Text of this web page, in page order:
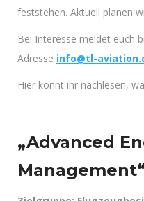
feststehen. Aktuell planen
Bei Interesse meldet euch
Adresse info@tl-
Hier könnt ihr nachlesen,
„Advanced
Management“